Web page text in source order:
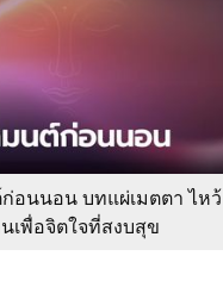
อนนอน บทแผ่เมตตา ไหว้
เพื่อจิตใจที่สงบสุข